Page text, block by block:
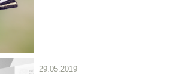
29.05.2019